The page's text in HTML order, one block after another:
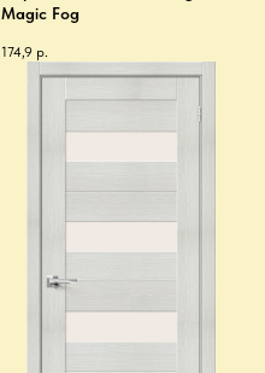
Magic Fog
174,9 р.